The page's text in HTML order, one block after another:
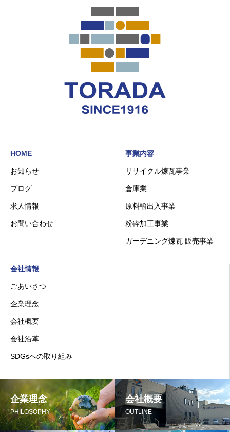
HOME
お知らせ
ブログ
求人情報
お問い合わせ
事業内容
リサイクル煉瓦事業
倉庫業
原料輸出入事業
粉砕加工事業
ガーデニング煉瓦 販売事業
会社情報
ごあいさつ
企業理念
会社概要
会社沿革
SDGsへの取り組み
企業理念
PHILOSOPHY
会社概要
OUTLINE